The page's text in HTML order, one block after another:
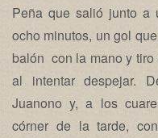
Peña que salió junto a
ocho minutos, un gol
balón con la mano y
al intentar despejar.
Juanono y, a los
córner de la tarde,